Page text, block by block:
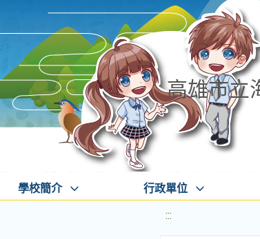
高雄市立
學校簡介 行政單位
:::